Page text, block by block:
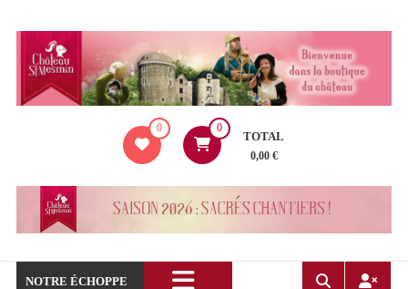
contenu
de
Mesmin
0 0
TOTAL
0,00 €
NOTRE ÉCHOPPE